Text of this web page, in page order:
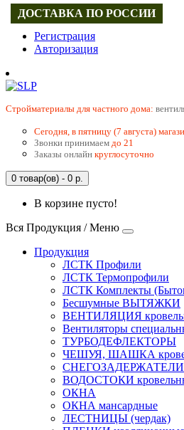
Регистрация
Авторизация
Cтройматериалы для частного дома:
Сегодня, в пятницу (7 августа)
Звонки принимаем до 21
Заказы онлайн круглосуточно
0 товар(ов) - 0 р.
В корзине пусто!
Вся Продукция / Меню
Продукция
ЛСТК Профили
ЛСТК Термопрофили
ЛСТК Комплекты
Бесшумные ВЫТЯЖКИ
ВЕНТИЛЯЦИЯ
Вентиляторы
ТУРБОДЕФЛЕКТОРЫ
ЧЕШУЯ, ШАШКА
СНЕГОЗАДЕРЖАТЕЛИ
ВОДОСТОКИ
ОКНА
ОКНА мансардные
ЛЕСТНИЦЫ (чердак)
ДОСТАВКА ПО РОССИИ